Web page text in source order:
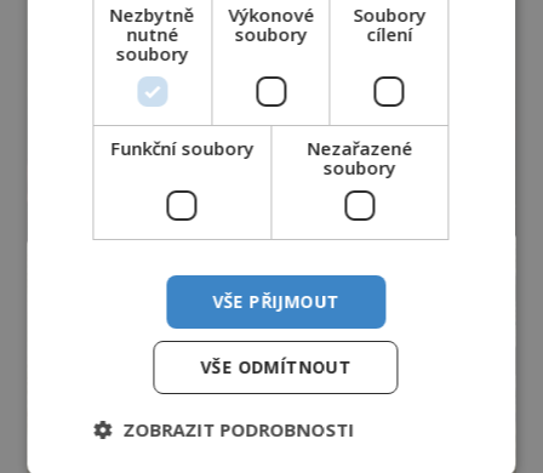
Nezbytně
nutné
soubory
Výkonové
soubory
Soubory
cílení
Funkční soubory
Nezařazené
soubory
VŠE PŘIJMOUT
VŠE ODMÍTNOUT
ZOBRAZIT PODROBNOSTI